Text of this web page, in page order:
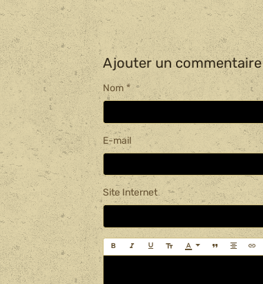
Ajouter un commentaire
Nom
E-mail
Site Internet